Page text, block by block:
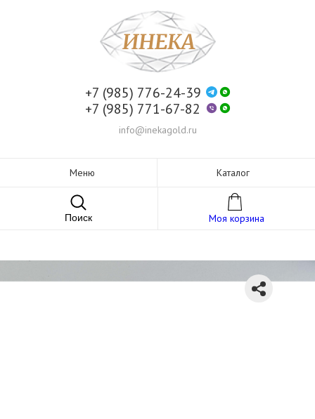
+7 (985) 776-24-39
+7 (985) 771-67-82
info@inekagold.ru
Меню Каталог
Поиск Моя корзина